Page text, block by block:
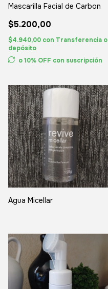
Mascarilla Facial de Carbon
$5.200,00
$4.940,00 con Transferencia o
depósito
o 10% OFF con suscripción
Agua Micellar